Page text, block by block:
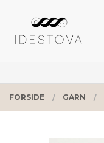
innholdet
PRODUKTER
FORSIDE GARN